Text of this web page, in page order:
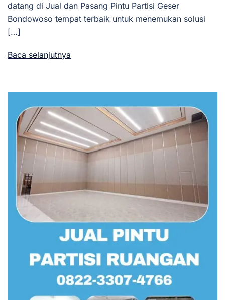
datang di Jual dan Pasang Pintu Partisi Geser
Bondowoso tempat terbaik untuk menemukan solusi
[…]
Baca selanjutnya